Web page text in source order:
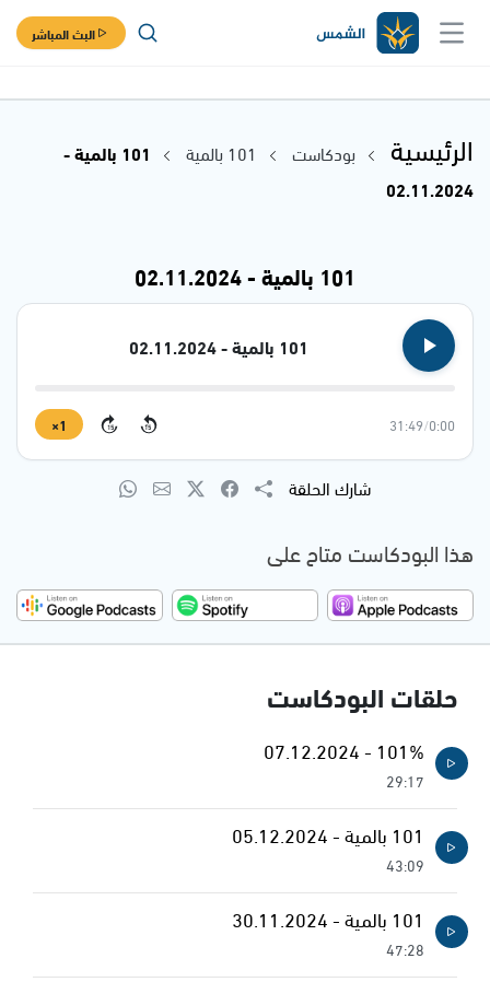
البث المباشر
الرئيسية بودكاست 101 بالمية
101 بالمية -
02.11.2024
101 بالمية - 02.11.2024
101 بالمية - 02.11.2024
0:00
/
31:49
15
15
1×
شارك الحلقة
هذا البودكاست متاح على
حلقات البودكاست
101% - 07.12.2024
29:17
101 بالمية - 05.12.2024
43:09
101 بالمية - 30.11.2024
47:28